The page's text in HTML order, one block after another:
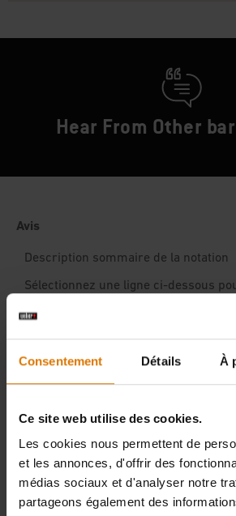
Consentement Détails À
Ce site web utilise des cookies.
Les cookies nous permettent de
et les annonces, d'offrir des
médias sociaux et d'analyser notre
partageons également des
Hear From Other